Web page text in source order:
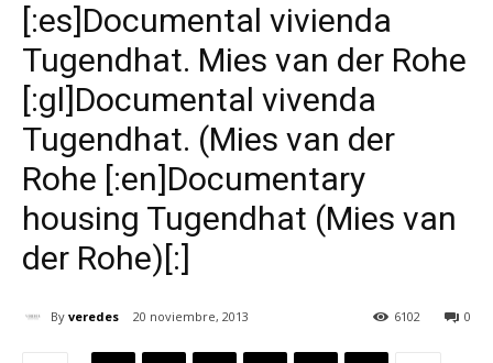
[:es]Documental vivienda
Tugendhat. Mies van der Rohe
[:gl]Documental vivenda
Tugendhat. (Mies van der
Rohe [:en]Documentary
housing Tugendhat (Mies van
der Rohe)[:]
By veredes 20 noviembre, 2013 0
6102